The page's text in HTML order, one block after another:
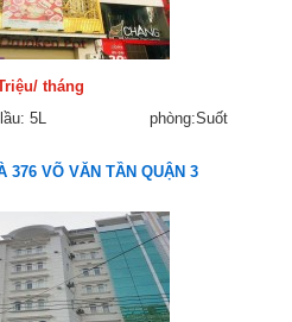
tháng
lầu: 5L phòng:Suốt
376 VÕ VĂN TẦN QUẬN 3